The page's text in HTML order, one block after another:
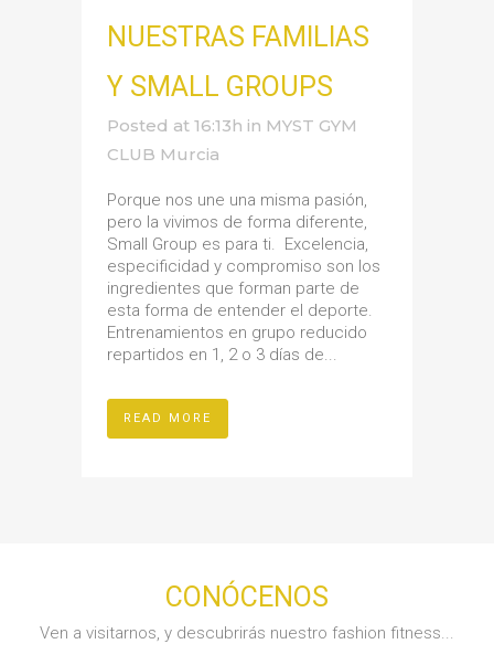
NUESTRAS FAMILIAS
Y SMALL GROUPS
Posted at 16:13h in MYST GYM
CLUB Murcia
Porque nos une una misma pasión,
pero la vivimos de forma diferente,
Small Group es para ti. Excelencia,
especificidad y compromiso son los
ingredientes que forman parte de
esta forma de entender el deporte.
Entrenamientos en grupo reducido
repartidos en 1, 2 o 3 días de...
READ MORE
CONÓCENOS
Ven a visitarnos, y descubrirás nuestro fashion fitness...